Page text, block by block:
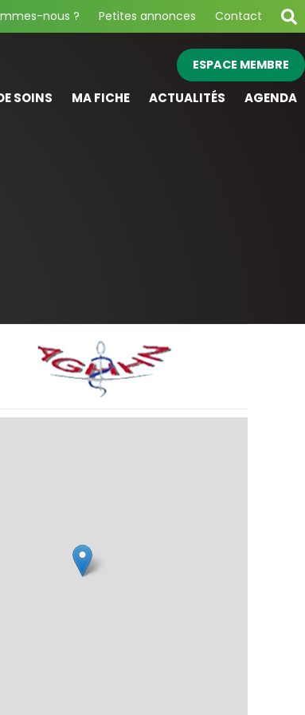
nous ? Petites annonces Contact
ESPACE MEMBRE
SOINS MA FICHE ACTUALITÉS AGENDA